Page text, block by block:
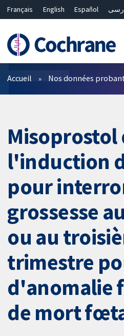
Français English Español
Bahasa Malaysia
ไทย
繁體中文
简体中文
Filtres
Accueil Nos données
Misoprostol
l'induction
pour
grossesse
ou au
trimestre
d'anomalie
de mort